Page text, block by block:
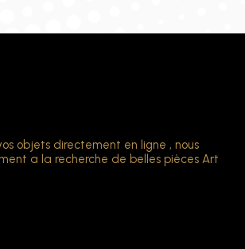
objets directement en ligne , nous
a la recherche de belles pièces Art